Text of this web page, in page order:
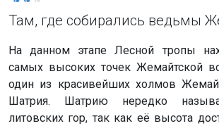
Там, где собирались ведьмы
На данном этапе Лесной тропы
самых высоких точек Жемайтской
один из красивейших холмов
Шатрия. Шатрию нередко
литовских гор, так как её высота